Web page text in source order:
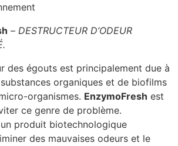
– DESTRUCTEUR D’ODEUR
des égouts est principalement due à
substances organiques et de biofilms
organismes. EnzymoFresh est
ce genre de problème.
produit biotechnologique
des mauvaises odeurs et le